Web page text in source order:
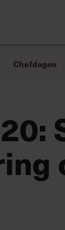
C+
i
Chefdagen